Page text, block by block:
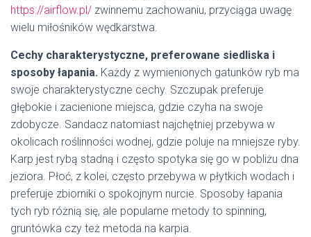
https://airflow.pl/ zwinnemu zachowaniu, przyciąga uwagę
wielu miłośników wędkarstwa.
Cechy charakterystyczne, preferowane siedliska i
sposoby łapania. Każdy z wymienionych gatunków ryb ma
swoje charakterystyczne cechy. Szczupak preferuje
głębokie i zacienione miejsca, gdzie czyha na swoje
zdobycze. Sandacz natomiast najchętniej przebywa w
okolicach roślinności wodnej, gdzie poluje na mniejsze ryby.
Karp jest rybą stadną i często spotyka się go w pobliżu dna
jeziora. Płoć, z kolei, często przebywa w płytkich wodach i
preferuje zbiorniki o spokojnym nurcie. Sposoby łapania
tych ryb różnią się, ale popularne metody to spinning,
gruntówka czy też metoda na karpia.